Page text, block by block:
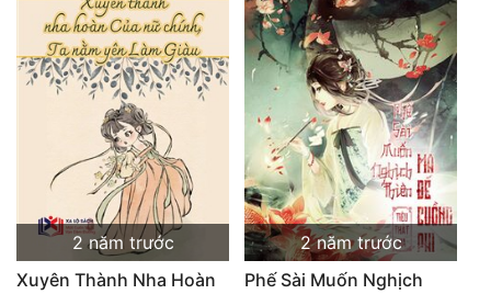
2 năm trước
Xuyên Thành Nha Hoàn
2 năm trước
Phế Sài Muốn Nghịch